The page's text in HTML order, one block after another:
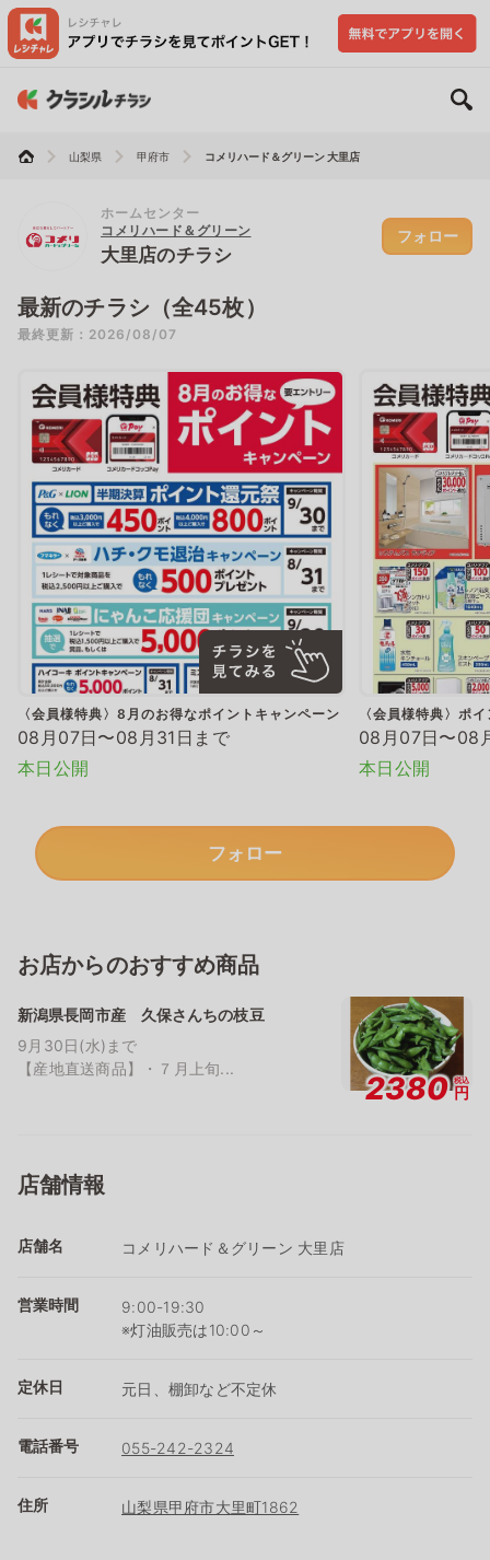
山梨県 甲府市 コメリハード＆グリーン 大里店
ホームセンター
コメリハード＆グリーン
大里店のチラシ
フォロー
最新のチラシ（全45枚）
最終更新：2026/08/07
〈会員様特典〉8月のお得なポイントキャンペーン
08月07日〜08月31日まで
本日公開
〈会員様特典〉ポ
08月07日〜08
本日公開
フォロー
お店からのおすすめ商品
新潟県長岡市産 久保さんちの枝豆
9月30日(水)まで
【産地直送商品】・７月上旬...
2380 税込
円
店舗情報
店舗名 コメリハード＆グリーン 大里店
営業時間
9:00-19:30
※灯油販売は10:00～
定休日 元日、棚卸など不定休
電話番号 055-242-2324
住所 山梨県甲府市大里町1862